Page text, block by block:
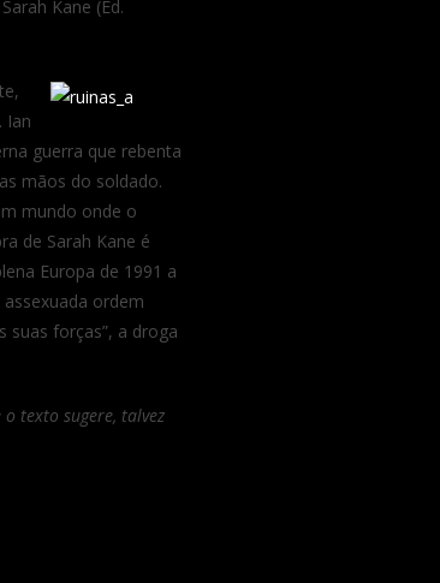
Kane (Ed.
Ian
guerra que rebenta
mãos do soldado.
mundo onde o
de Sarah Kane é
Europa de 1991 a
ordem
forças”, a droga
texto sugere, talvez